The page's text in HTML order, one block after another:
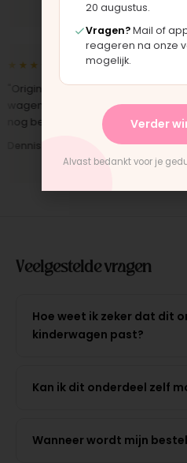
onderdeel voor een
van 10 jaar oud. Top dat dit
bestaat."
· Phil & Teds onderdeel
Veelgestelde vragen
Hoe weet ik zeker dat dit
kinderwagen past?
Kan ik dit onderdeel zelf
Wanneer wordt mijn
20 augustus.
Vragen?Mail of
reageren na onze
mogelijk.
Verder
Alvast bedankt voor je